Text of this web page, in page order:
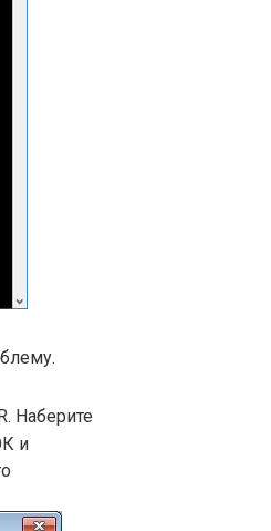
Наберите
и